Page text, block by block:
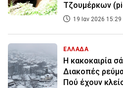
Τζουμέρκων
19 Ιαν 2026 15:29
ΕΛΛΑΔΑ
Η κακοκαιρία
Διακοπές
Πού έχουν